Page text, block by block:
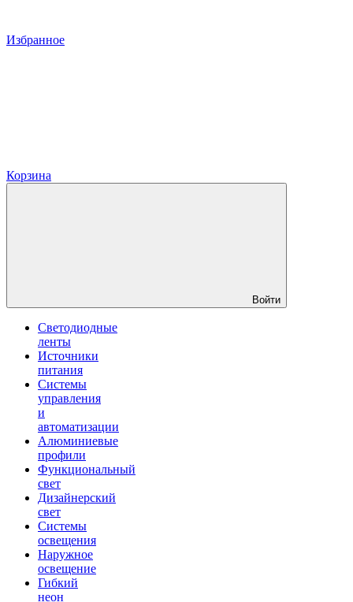
Избранное
Корзина
Войти
Светодиодные
ленты
Источники
питания
Системы
управления
и
автоматизации
Алюминиевые
профили
Функциональный
свет
Дизайнерский
свет
Системы
освещения
Наружное
освещение
Гибкий
неон